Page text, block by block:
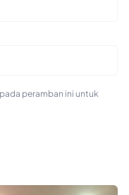
peramban ini untuk